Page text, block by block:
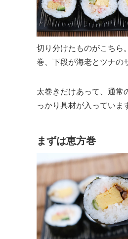
切り分けたものがこちら
巻、下段が海老とツナの
太巻きだけあって、通常
っかり具材が入っていま
まずは恵方巻